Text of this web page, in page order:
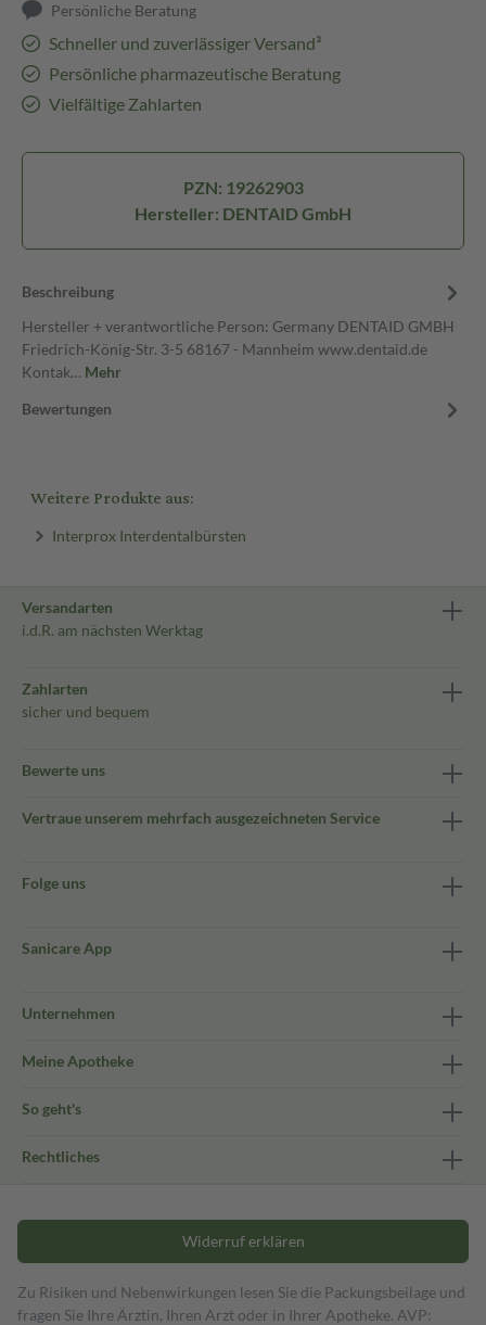
Persönliche Beratung
Schneller und zuverlässiger Versand³
Persönliche pharmazeutische Beratung
Vielfältige Zahlarten
PZN: 19262903
Hersteller: DENTAID GmbH
Beschreibung
Hersteller + verantwortliche Person: Germany DENTAID GMBH
Friedrich-König-Str. 3-5 68167 - Mannheim www.dentaid.de
Kontak… Mehr
Bewertungen
Weitere Produkte aus:
Interprox Interdentalbürsten
Versandarten
i.d.R. am nächsten Werktag
Zahlarten
sicher und bequem
Bewerte uns
Vertraue unserem mehrfach ausgezeichneten Service
Folge uns
Sanicare App
Unternehmen
Meine Apotheke
So geht's
Rechtliches
Widerruf erklären
Zu Risiken und Nebenwirkungen lesen Sie die Packungsbeilage und
fragen Sie Ihre Ärztin, Ihren Arzt oder in Ihrer Apotheke. AVP: